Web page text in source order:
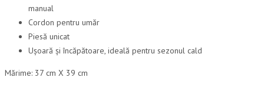
manual
Cordon pentru umăr
Piesă unicat
Ușoară și încăpătoare, ideală pentru sezonul cald
Mărime: 37 cm X 39 cm